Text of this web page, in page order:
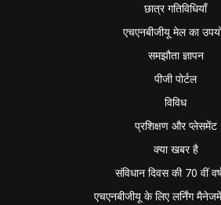
छात्र गतिविधियाँ
एचएनबीजीयू मेल का
समझौता ज्ञापन
पीजी पोर्टल
विविध
प्रशिक्षण और प्लेसमेंट
क्या खबर है
संविधान दिवस की 70 वीं
एचएनबीजीयू के लिए लर्निंग